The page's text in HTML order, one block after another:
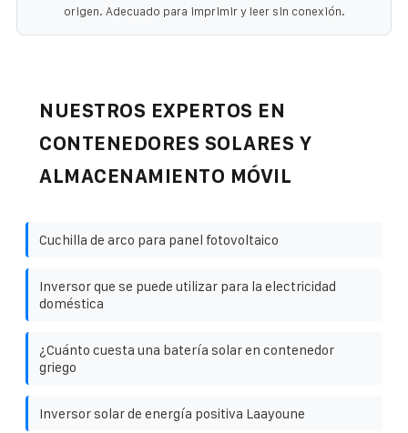
origen. Adecuado para imprimir y leer sin conexión.
NUESTROS EXPERTOS EN
CONTENEDORES SOLARES Y
ALMACENAMIENTO MÓVIL
Cuchilla de arco para panel fotovoltaico
Inversor que se puede utilizar para la electricidad
doméstica
¿Cuánto cuesta una batería solar en contenedor
griego
Inversor solar de energía positiva Laayoune